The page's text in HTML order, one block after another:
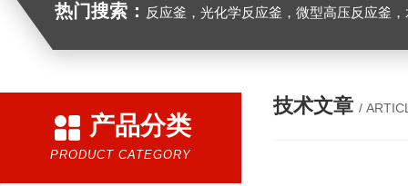
热门搜索： 反应釜，光化学反应釜，微型高压反应釜
产品分类
PRODUCT CATEGORY
技术文章 /